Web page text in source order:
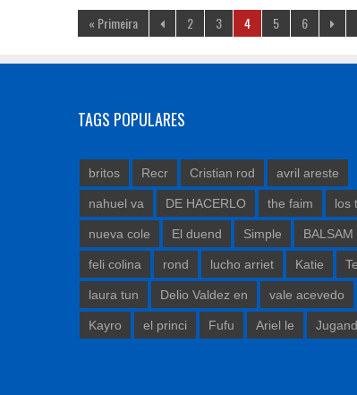
« Primeira 2 3 4 5 6
TAGS POPULARES
britos Recr Cristian rod avril areste
nahuel va DE HACERLO the faim los
nueva cole El duend Simple BALSAM
feli colina rond lucho arriet Katie
laura tun Delio Valdez en vale acevedo
Kayro el princi Fufu Ariel le